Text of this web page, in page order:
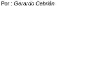
Por : Gerardo Cebrián